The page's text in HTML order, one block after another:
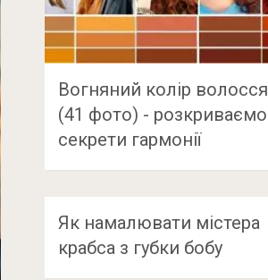
Вогняний колір волосся
(41 фото) - розкриваємо
секрети гармонії
Як намалювати містера
крабса з губки бобу